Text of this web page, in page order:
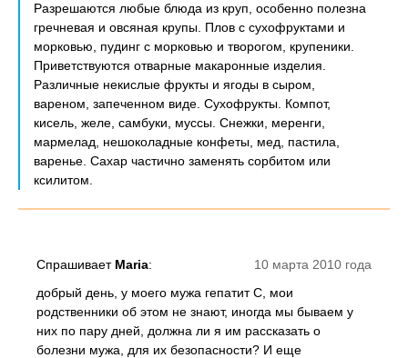
Разрешаются любые блюда из круп, особенно полезна
гречневая и овсяная крупы. Плов с сухофруктами и
морковью, пудинг с морковью и творогом, крупеники.
Приветствуются отварные макаронные изделия.
Различные некислые фрукты и ягоды в сыром,
вареном, запеченном виде. Сухофрукты. Компот,
кисель, желе, самбуки, муссы. Снежки, меренги,
мармелад, нешоколадные конфеты, мед, пастила,
варенье. Сахар частично заменять сорбитом или
ксилитом.
10 марта 2010 года
Спрашивает Maria:
добрый день, у моего мужа гепатит С, мои
родственники об этом не знают, иногда мы бываем у
них по пару дней, должна ли я им рассказать о
болезни мужа, для их безопасности? И еще